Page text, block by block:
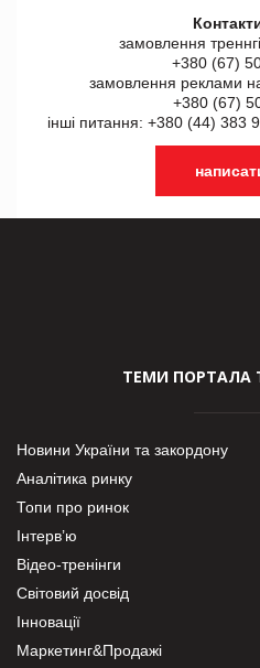
замовлення
+380 (67)
замовлення реклами
+380 (67)
інші питання: +380 (44) 383
ТЕМИ ПОРТАЛА
Новини України та закордону
Аналітика ринку
Топи про ринок
Інтерв’ю
Відео-тренінги
Світовий досвід
Інновації
Маркетинг&Продажі